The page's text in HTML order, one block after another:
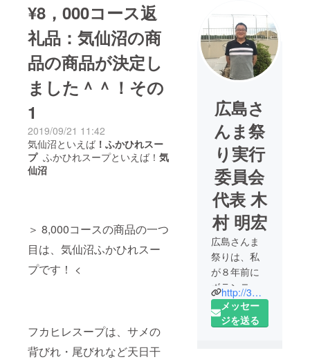
¥8，000コース返
礼品：気仙沼の商
品の商品が決定し
ました＾＾！その
1
2019/09/21 11:42
気仙沼といえば ！ふかひれスー
プ ふかひれスープといえば！ 気
仙沼
＞ 8,000コースの商品の一つ
目は、気仙沼ふかひれスー
プです！ <
フカヒレスープは、サメの
背びれ・尾びれなど天日干
広島さ
んま祭
り実行
委員会
代表 木
村 明宏
広島さんま
祭りは、私
が８年前に
ボランティ
アで気仙沼
にお邪魔
http://3ma3ma.com/
メッセー
ジを送る